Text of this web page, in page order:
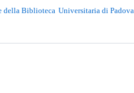
della Biblioteca Universitaria di Padova